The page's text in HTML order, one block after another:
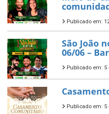
Publicado em:
São João
06/06 –
Publicado em:
Publicado em: 5